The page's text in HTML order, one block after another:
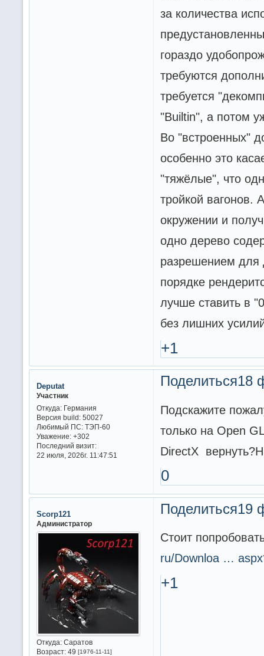
за количества
гораздо
требуются
требуется
"Builtin", а потом
Во "встроенных"
особенно это
"тяжёлые", что
тройкой вагонов.
окружении и
одно дерево
разрешением для
порядке
лучше ставить в
без лишних
+1
Поделиться18
Deputat
Участник
Откуда:Германия
Версия build:50027
Любимый ПС:ТЭП-60
Уважение: +302
Последний визит:
22 июля, 2026г. 11:47:51
Подскажите
только на Open
DirectX
0
Поделиться19
Scorp121
Администратор
Откуда:Саратов
Возраст:49 [1976-11-11]
Стоит
ru/Downloa …
+1